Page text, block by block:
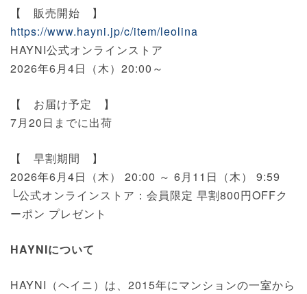
【 販売開始 】
https://www.hayni.jp/c/item/leolina
HAYNI公式オンラインストア
2026年6月4日（木）20:00～
【 お届け予定 】
7月20日までに出荷
【 早割期間 】
2026年6月4日（木） 20:00 ～ 6月11日（木） 9:59
└公式オンラインストア：会員限定 早割800円OFFク
ーポン プレゼント
HAYNIについて
HAYNI（ヘイニ）は、2015年にマンションの一室から